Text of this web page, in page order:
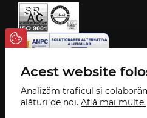
Acest website
Analizăm traficul și
alături de noi. Află mai multe.
©2026 GICA v1.3.5, Toate